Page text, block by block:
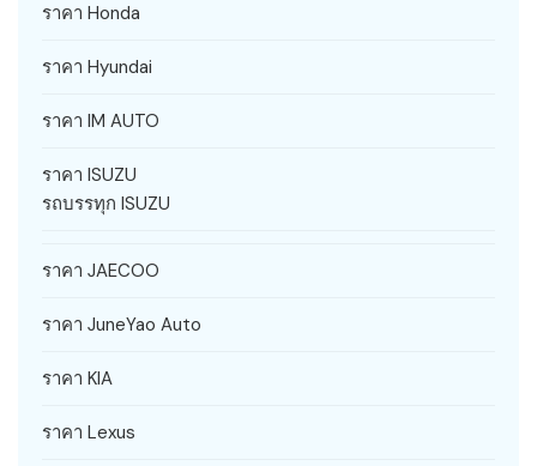
ราคา Honda
ราคา Hyundai
ราคา IM AUTO
ราคา ISUZU
รถบรรทุก ISUZU
ราคา JAECOO
ราคา JuneYao Auto
ราคา KIA
ราคา Lexus